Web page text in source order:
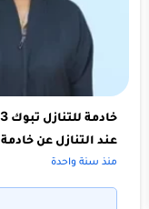
عند التنازل عن خادمة
منذ سنة واحدة